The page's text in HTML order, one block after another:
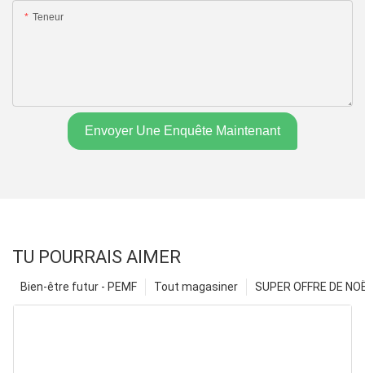
Teneur
Envoyer Une Enquête Maintenant
TU POURRAIS AIMER
SUPER OFFRE DE
Tout magasiner
Bien-être futur - PEMF